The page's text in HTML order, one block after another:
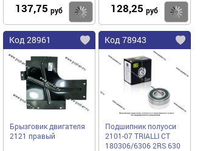
137,75 руб Купить
128,25 руб
Код 28961
Брызговик двигателя
2121 правый
Код 78943
Подшипник полуоси
2101-07 TRIALLI СТ
180306/6306 2RS 630